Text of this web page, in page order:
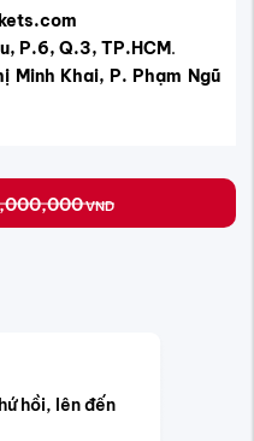
P.6, Q.3, TP.HCM.
Minh Khai, P. Phạm Ngũ
VND
hồi, lên đến